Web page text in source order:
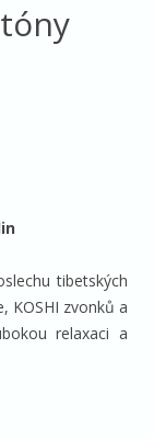
tibetských
KOSHI zvonků a
relaxaci a